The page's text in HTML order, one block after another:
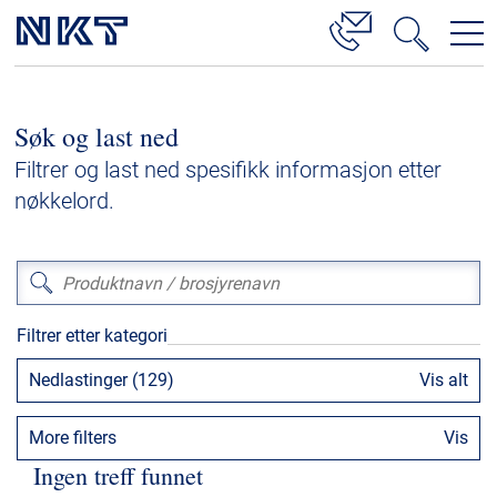
Høyspenningskabelløsninger
Kabelservice
Lavspenning
Høyspenningskabeltilbehør
Mellomspenningskabeltilbehør
Referanser
Nedlastinger
Søk og last ned
Filtrer og last ned spesifikk informasjon etter
nøkkelord.
Filtrer etter kategori
Nedlastinger (129) Vis alt
More filters Vis
Ingen treff funnet